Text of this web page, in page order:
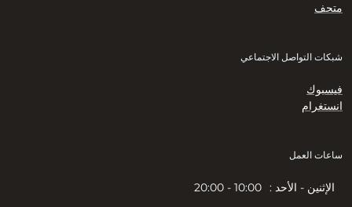
متحف
شبكات التواصل الاجتماعي
فيسبوك
انستغرام
ساعات العمل
الإثنين - الأحد : 10:00 - 20:00